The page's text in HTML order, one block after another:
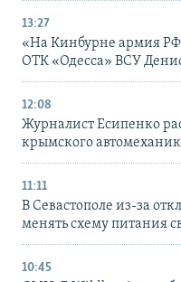
13:27
«На Кинбурне армия РФ
ОТК «Одесса» ВСУ
12:08
Журналист Есипенко
крымского
11:11
В Севастополе из-за
менять схему питания
10:45